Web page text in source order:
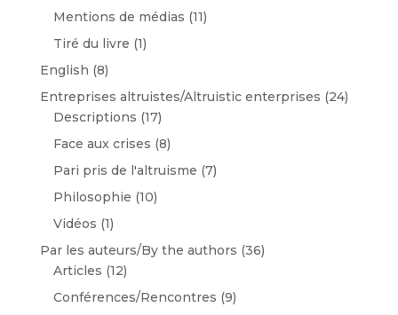
Mentions de médias (11)
Tiré du livre (1)
English (8)
Entreprises altruistes/Altruistic enterprises (24)
Descriptions (17)
Face aux crises (8)
Pari pris de l'altruisme (7)
Philosophie (10)
Vidéos (1)
Par les auteurs/By the authors (36)
Articles (12)
Conférences/Rencontres (9)